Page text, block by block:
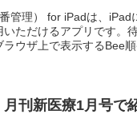
管理） for iPadは、
いただけるアプリです。
ウザ上で表示するBee
刊新医療1月号で